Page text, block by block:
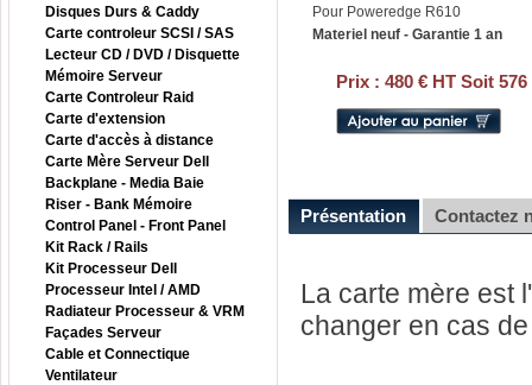
Disques Durs & Caddy
Carte controleur SCSI / SAS
Lecteur CD / DVD / Disquette
Mémoire Serveur
Carte Controleur Raid
Carte d'extension
Carte d'accès à distance
Carte Mère Serveur Dell
Backplane - Media Baie
Riser - Bank Mémoire
Control Panel - Front Panel
Kit Rack / Rails
Kit Processeur Dell
Processeur Intel / AMD
Radiateur Processeur & VRM
Façades Serveur
Cable et Connectique
Ventilateur
Pour Poweredge R610
Materiel neuf - Garantie 1 an
Prix : 480 € HT Soit 576
Présentation Contactez
La carte mère est
changer en cas